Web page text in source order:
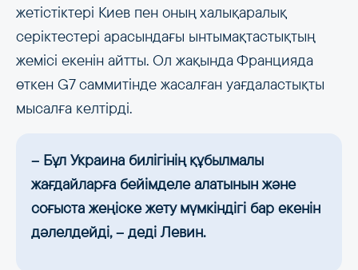
жетістіктері Киев пен оның халықаралық
серіктестері арасындағы ынтымақтастықтың
жемісі екенін айтты. Ол жақында Францияда
өткен G7 саммитінде жасалған уағдаластықты
мысалға келтірді.
– Бұл Украина билігінің құбылмалы
жағдайларға бейімделе алатынын және
соғыста жеңіске жету мүмкіндігі бар екенін
дәлелдейді, – деді Левин.